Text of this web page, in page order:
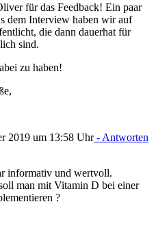
für das Feedback! Ein paar
dem Interview haben wir auf
die dann dauerhat für
sind.
zu haben!
2019 um 13:58 Uhr- Antworten
informativ und wertvoll.
man mit Vitamin D bei einer
?